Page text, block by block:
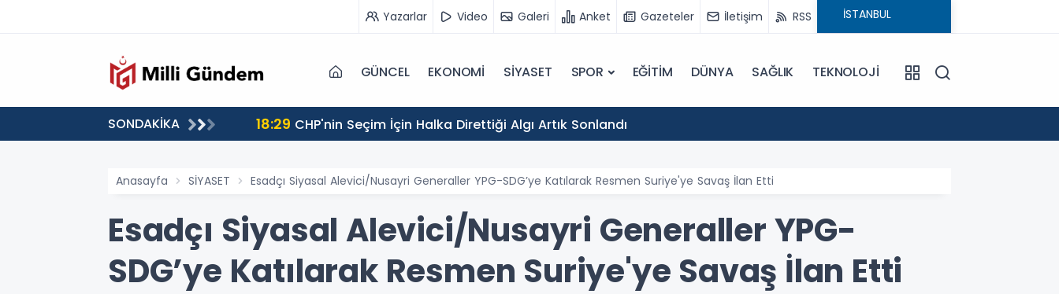
Yazarlar Video Galeri Anket Gazeteler İletişim RSS
GÜNCEL EKONOMİ SİYASET SPOR EĞİTİM DÜNYA SAĞLIK TEKNOLOJİ
SONDAKİKA 18:29 CHP'nin Seçim İçin Halka Direttiği Algı Artık Sonlandı
Anasayfa SİYASET Esadçı Siyasal Alevici/Nusayri Generaller YPG-SDG’ye Katılarak Resmen Suriye'ye Savaş İlan Etti
Esadçı Siyasal Alevici/Nusayri Generaller YPG-
SDG’ye Katılarak Resmen Suriye'ye Savaş İlan Etti